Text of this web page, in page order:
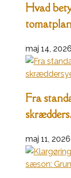
Hvad
maj 14, 2026
Fra
maj 11, 2026